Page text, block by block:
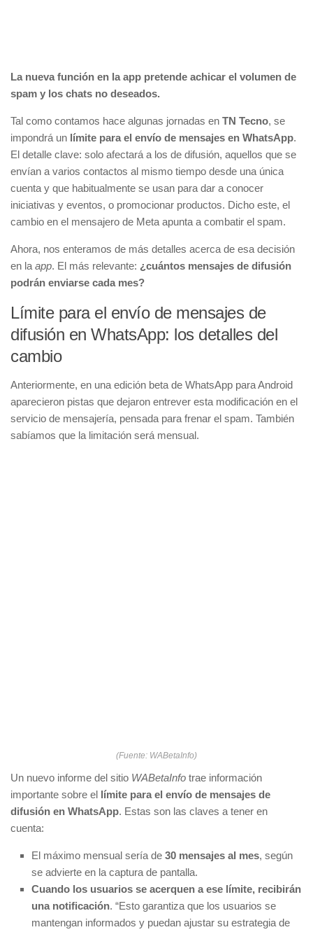
La nueva función en la app pretende achicar el volumen de
spam y los chats no deseados.
Tal como contamos hace algunas jornadas en TN Tecno, se
impondrá un límite para el envío de mensajes en WhatsApp.
El detalle clave: solo afectará a los de difusión, aquellos que se
envían a varios contactos al mismo tiempo desde una única
cuenta y que habitualmente se usan para dar a conocer
iniciativas y eventos, o promocionar productos. Dicho este, el
cambio en el mensajero de Meta apunta a combatir el spam.
Ahora, nos enteramos de más detalles acerca de esa decisión
en la app. El más relevante: ¿cuántos mensajes de difusión
podrán enviarse cada mes?
Límite para el envío de mensajes de
difusión en WhatsApp: los detalles del
cambio
Anteriormente, en una edición beta de WhatsApp para Android
aparecieron pistas que dejaron entrever esta modificación en el
servicio de mensajería, pensada para frenar el spam. También
sabíamos que la limitación será mensual.
(Fuente: WABetaInfo)
Un nuevo informe del sitio WABetaInfo trae información
importante sobre el límite para el envío de mensajes de
difusión en WhatsApp. Estas son las claves a tener en
cuenta:
El máximo mensual sería de 30 mensajes al mes, según
se advierte en la captura de pantalla.
Cuando los usuarios se acerquen a ese límite, recibirán
una notificación. “Esto garantiza que los usuarios se
mantengan informados y puedan ajustar su estrategia de